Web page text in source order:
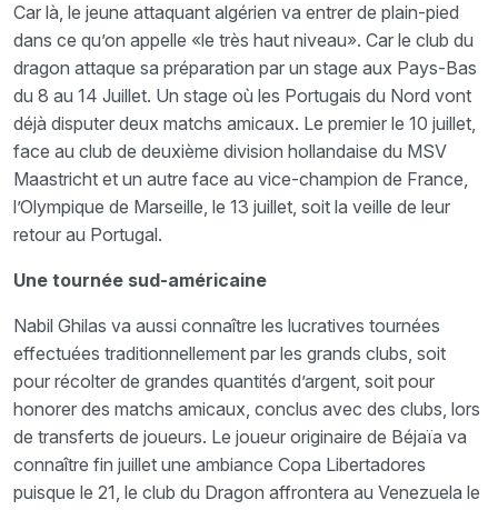
Car là, le jeune attaquant algérien va entrer de plain-pied
dans ce qu’on appelle «le très haut niveau». Car le club du
dragon attaque sa préparation par un stage aux Pays-Bas
du 8 au 14 Juillet. Un stage où les Portugais du Nord vont
déjà disputer deux matchs amicaux. Le premier le 10 juillet,
face au club de deuxième division hollandaise du MSV
Maastricht et un autre face au vice-champion de France,
l’Olympique de Marseille, le 13 juillet, soit la veille de leur
retour au Portugal.
Une tournée sud-américaine
Nabil Ghilas va aussi connaître les lucratives tournées
effectuées traditionnellement par les grands clubs, soit
pour récolter de grandes quantités d’argent, soit pour
honorer des matchs amicaux, conclus avec des clubs, lors
de transferts de joueurs. Le joueur originaire de Béjaïa va
connaître fin juillet une ambiance Copa Libertadores
puisque le 21, le club du Dragon affrontera au Venezuela le